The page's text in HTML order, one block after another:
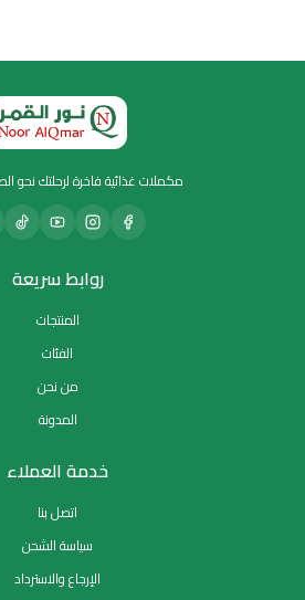
مكملات غذائية فاخرة لرحلتك نحو
روابط سريعة
المنتجات
الفئات
من نحن
المدونة
خدمة العملاء
اتصل بنا
سياسة الشحن
الإرجاع والاسترداد